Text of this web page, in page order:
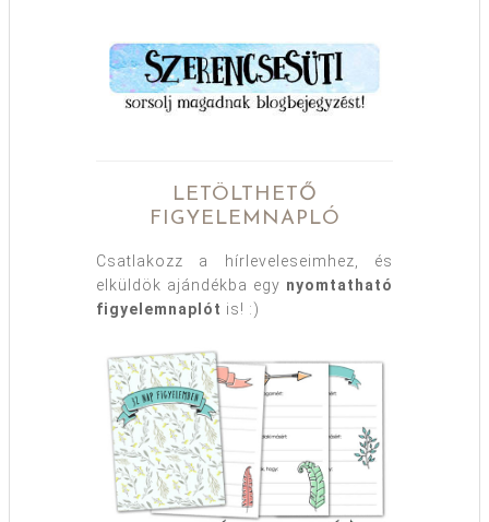
LETÖLTHETŐ
FIGYELEMNAPLÓ
Csatlakozz a hírleveleseimhez, és
elküldök ajándékba egy nyomtatható
figyelemnaplót is! :)